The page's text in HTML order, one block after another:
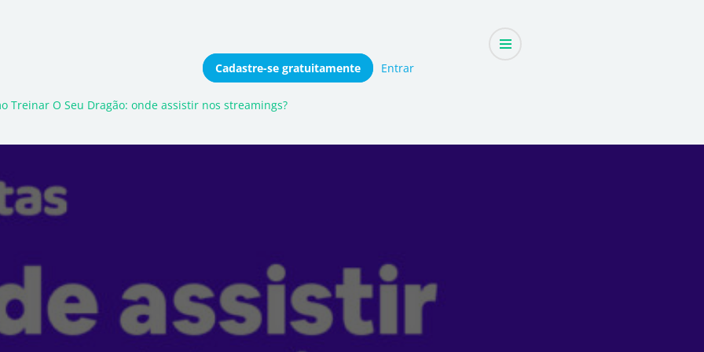
Cadastre-se gratuitamente Entrar
Treinar O Seu Dragão: onde assistir nos streamings?